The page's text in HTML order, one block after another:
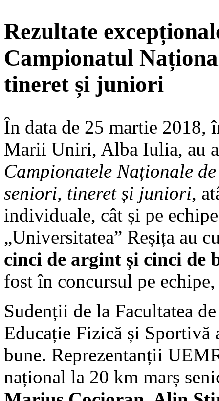
Rezultate
Campionatul
tineret și juniori
În data de 25 martie 2018,
Marii Uniri, Alba Iulia, au
Campionatele Naționale
seniori, tineret și juniori,
individuale, cât și pe
„Universitatea” Reșița au
cinci de argint și cinci de
fost în concursul pe
Sudenții de la Facultatea
Educație Fizică și Sportivă
bune. Reprezentanții
național la 20 km marș